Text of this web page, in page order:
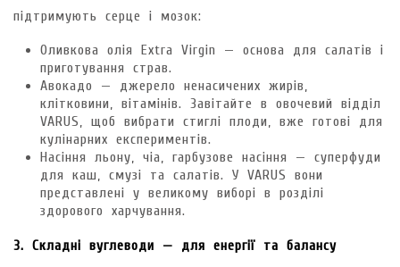
підтримують серце і мозок:
Оливкова олія Extra Virgin — основа для салатів і
приготування страв.
Авокадо — джерело ненасичених жирів,
клітковини, вітамінів. Завітайте в овочевий відділ
VARUS, щоб вибрати стиглі плоди, вже готові для
кулінарних експериментів.
Насіння льону, чіа, гарбузове насіння — суперфуди
для каш, смузі та салатів. У VARUS вони
представлені у великому виборі в розділі
здорового харчування.
3. Складні вуглеводи — для енергії та балансу